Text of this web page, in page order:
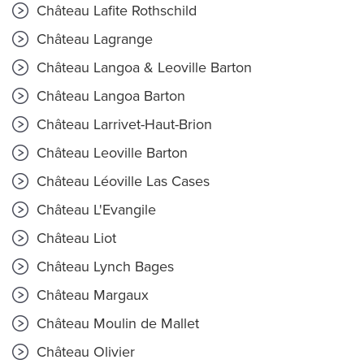
Château Lafite Rothschild
Château Lagrange
Château Langoa & Leoville Barton
Château Langoa Barton
Château Larrivet-Haut-Brion
Château Leoville Barton
Château Léoville Las Cases
Château L'Evangile
Château Liot
Château Lynch Bages
Château Margaux
Château Moulin de Mallet
Château Olivier